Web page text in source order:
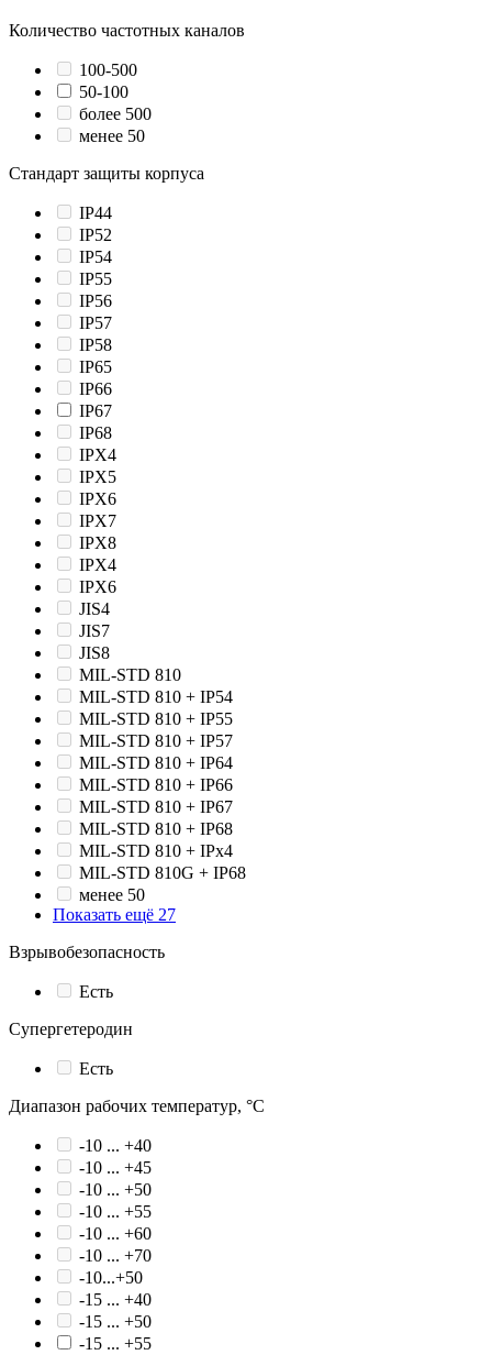
Количество частотных каналов
100-500
50-100
более 500
менее 50
Стандарт защиты корпуса
IP44
IP52
IP54
IP55
IP56
IP57
IP58
IP65
IP66
IP67
IP68
IPX4
IPX5
IPX6
IPX7
IPX8
IPХ4
IPХ6
JIS4
JIS7
JIS8
MIL-STD 810
MIL-STD 810 + IP54
MIL-STD 810 + IP55
MIL-STD 810 + IP57
MIL-STD 810 + IP64
MIL-STD 810 + IP66
MIL-STD 810 + IP67
MIL-STD 810 + IP68
MIL-STD 810 + IPx4
MIL-STD 810G + IP68
менее 50
Показать ещё 27
Взрывобезопасность
Есть
Супергетеродин
Есть
Диапазон рабочих температур, °С
-10 ... +40
-10 ... +45
-10 ... +50
-10 ... +55
-10 ... +60
-10 ... +70
-10...+50
-15 ... +40
-15 ... +50
-15 ... +55